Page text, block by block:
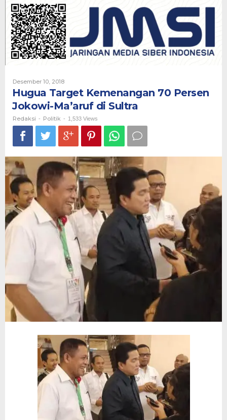
Ma'aruf
Sultra
Desember 10, 2018Oleh
Hugua Target Kemenangan 70 Persen
Jokowi-Ma’aruf di Sultra
Redaksi - Politik - 1,533 Views